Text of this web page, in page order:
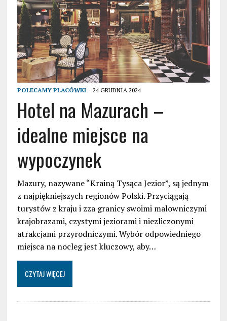
POLECAMY PLACÓWKI 24 GRUDNIA 2024
Hotel na Mazurach –
idealne miejsce na
wypoczynek
Mazury, nazywane “Krainą Tysąca Jezior”, są jednym
z najpiękniejszych regionów Polski. Przyciągają
turystów z kraju i zza granicy swoimi malowniczymi
krajobrazami, czystymi jeziorami i niezliczonymi
atrakcjami przyrodniczymi. Wybór odpowiedniego
miejsca na nocleg jest kluczowy, aby…
CZYTAJ WIĘCEJ